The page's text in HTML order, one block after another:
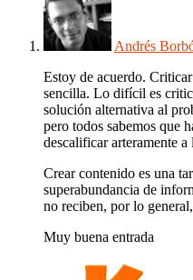
Andrés
Estoy de acuerdo.
sencilla. Lo difícil es
solución alternativa al
pero todos sabemos que
descalificar arteramente a
Crear contenido es una
superabundancia de
no reciben, por lo
Muy buena entrada